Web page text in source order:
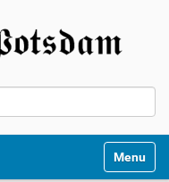
Toggle